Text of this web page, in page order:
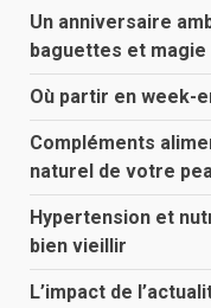
Un anniversaire
baguettes et magie
Où partir en week-
Compléments
naturel de votre
Hypertension et
bien vieillir
L’impact de